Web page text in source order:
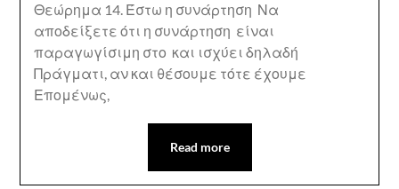
Θεώρημα 14. Έστω η συνάρτηση Να
αποδείξετε ότι η συνάρτηση είναι
παραγωγίσιμη στο και ισχύει δηλαδή
Πράγματι, αν και θέσουμε τότε έχουμε
Επομένως,
Read more